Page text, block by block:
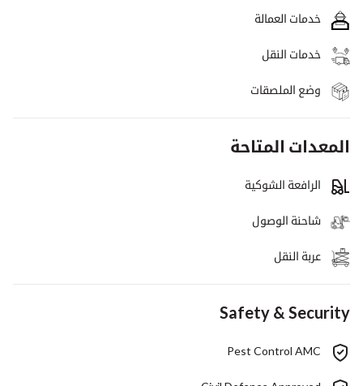
خدمات العمالة
خدمات النقل
وضع الملصقات
المعدات المتاحة
الرافعة الشوكية
شاحنة الوصول
عربة النقل
Safety & Security
Pest Control AMC